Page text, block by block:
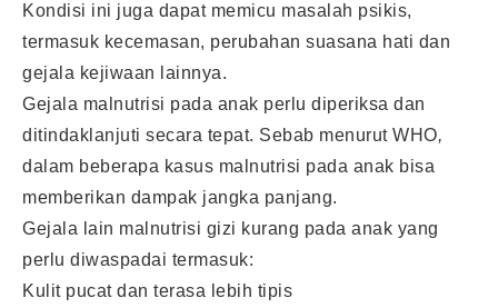
Kondisi ini juga dapat memicu masalah psikis,
termasuk kecemasan, perubahan suasana hati dan
gejala kejiwaan lainnya.
Gejala malnutrisi pada anak perlu diperiksa dan
ditindaklanjuti secara tepat. Sebab menurut WHO,
dalam beberapa kasus malnutrisi pada anak bisa
memberikan dampak jangka panjang.
Gejala lain malnutrisi gizi kurang pada anak yang
perlu diwaspadai termasuk:
Kulit pucat dan terasa lebih tipis